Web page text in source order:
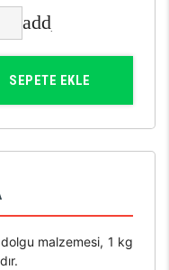
SEPETE EKLE
malzemesi, 1 kg